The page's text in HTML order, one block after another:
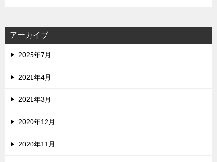
アーカイブ
2025年7月
2021年4月
2021年3月
2020年12月
2020年11月